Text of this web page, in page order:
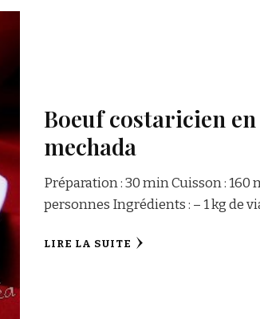
Boeuf costaricien
mechada
Préparation : 30 min Cuisson :
personnes Ingrédients : – 1 kg de
LIRE LA SUITE